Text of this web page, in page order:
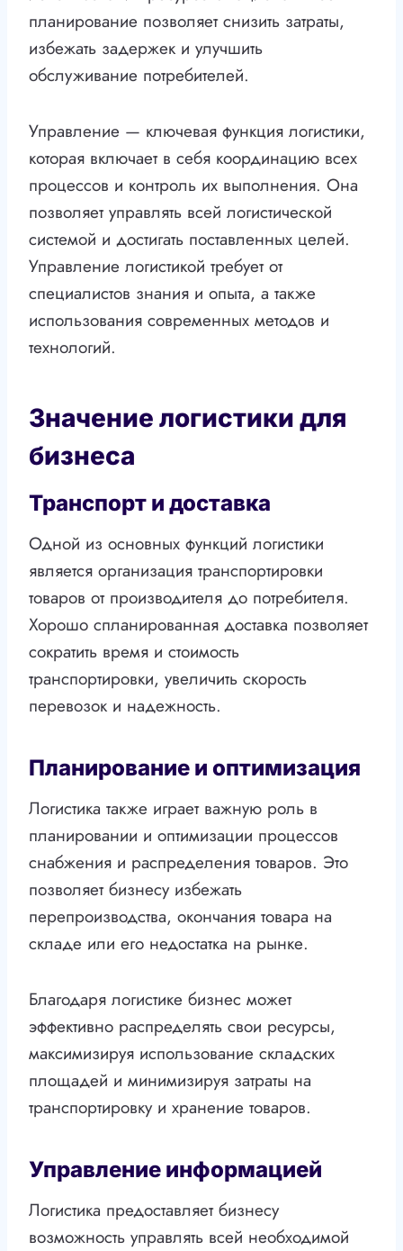
планирование позволяет снизить затраты,
избежать задержек и улучшить
обслуживание потребителей.
Управление — ключевая функция логистики,
которая включает в себя координацию всех
процессов и контроль их выполнения. Она
позволяет управлять всей логистической
системой и достигать поставленных целей.
Управление логистикой требует от
специалистов знания и опыта, а также
использования современных методов и
технологий.
Значение логистики для
бизнеса
Транспорт и доставка
Одной из основных функций логистики
является организация транспортировки
товаров от производителя до потребителя.
Хорошо спланированная доставка позволяет
сократить время и стоимость
транспортировки, увеличить скорость
перевозок и надежность.
Планирование и оптимизация
Логистика также играет важную роль в
планировании и оптимизации процессов
снабжения и распределения товаров. Это
позволяет бизнесу избежать
перепроизводства, окончания товара на
складе или его недостатка на рынке.
Благодаря логистике бизнес может
эффективно распределять свои ресурсы,
максимизируя использование складских
площадей и минимизируя затраты на
транспортировку и хранение товаров.
Управление информацией
Логистика предоставляет бизнесу
возможность управлять всей необходимой